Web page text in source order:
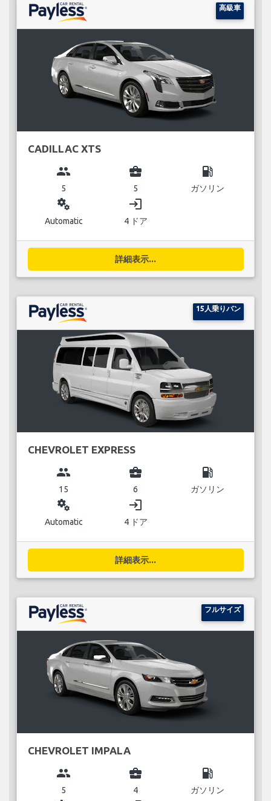
高級車
CADILLAC XTS
group
5
business_center
5
local_gas_station
ガソリン
miscellaneous_services
Automatic
login
4 ドア
詳細表示...
15人乗りバン
CHEVROLET EXPRESS
group
15
business_center
6
local_gas_station
ガソリン
miscellaneous_services
Automatic
login
4 ドア
詳細表示...
フルサイズ
CHEVROLET IMPALA
group
5
business_center
4
local_gas_station
ガソリン